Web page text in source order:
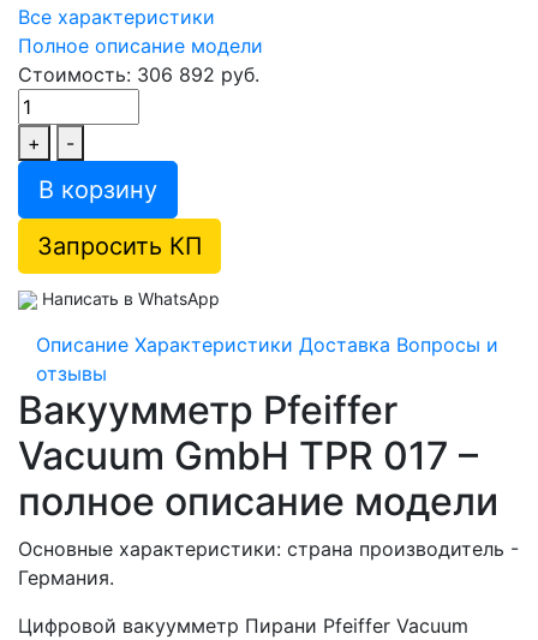
Все характеристики
Полное описание модели
Стоимость: 306 892 руб.
+ -
В корзину
Запросить КП
Написать в WhatsApp
Описание Характеристики Доставка Вопросы и
отзывы
Вакуумметр Pfeiffer
Vacuum GmbH TPR 017 –
полное описание модели
Основные характеристики: страна производитель -
Германия.
Цифровой вакуумметр Пирани Pfeiffer Vacuum